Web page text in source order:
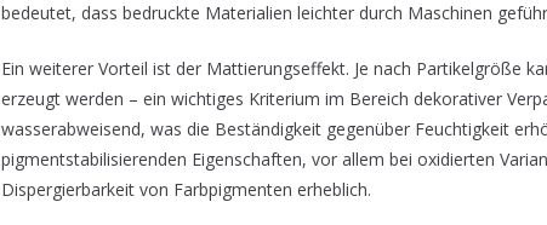
bedeutet, dass bedruckte Materialien leichter durch Maschinen
Ein weiterer Vorteil ist der Mattierungseffekt. Je nach Partikelgröße
erzeugt werden – ein wichtiges Kriterium im Bereich dekorativer
wasserabweisend, was die Beständigkeit gegenüber Feuchtigkeit
pigmentstabilisierenden Eigenschaften, vor allem bei oxidierten
Dispergierbarkeit von Farbpigmenten erheblich.